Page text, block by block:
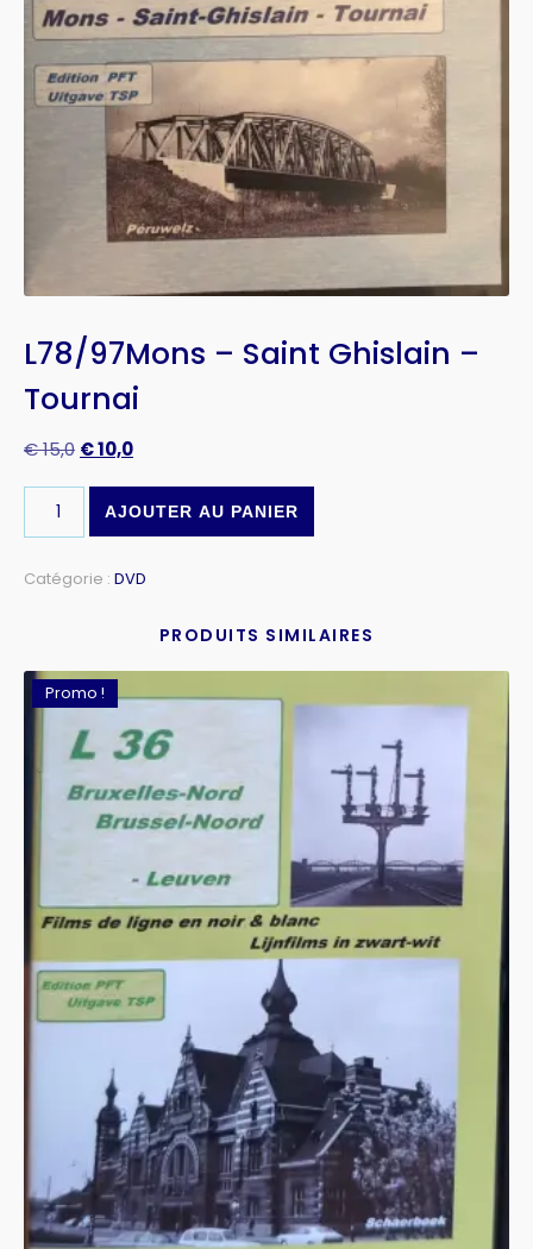
L78/97Mons – Saint Ghislain –
Tournai
€15,0 €10,0
AJOUTER AU PANIER
Catégorie : DVD
PRODUITS SIMILAIRES
Promo !